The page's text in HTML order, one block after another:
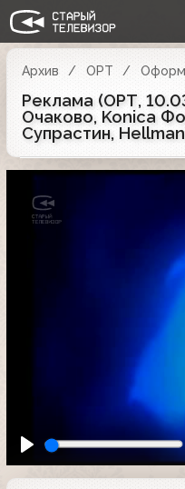
Архив ОРТ
Реклама (ОРТ,
Очаково, Konica
Супрастин,